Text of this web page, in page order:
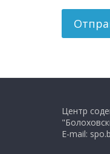
Центр
E-mail: